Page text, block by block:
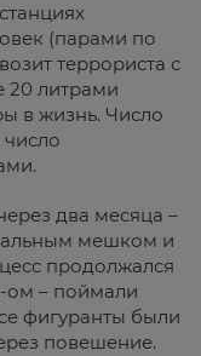
(парами по
террориста с
20 литрами
в жизнь. Число
число
два месяца –
мешком и
продолжался
ом – поймали
фигуранты были
повешение.